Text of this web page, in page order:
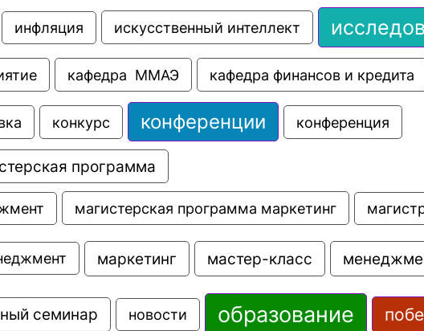
инфляция искусственный интеллект
кафедра  ММАЭ кафедра финансов и кредита
конкурс конференции конференция
программа
магистерская программа маркетинг
маркетинг мастер-класс
семинар новости образование